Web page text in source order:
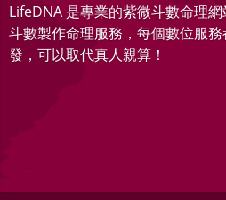
LifeDNA 是專業的紫微斗數命理
斗數製作命理服務，每個數位服
發，可以取代真人親算！